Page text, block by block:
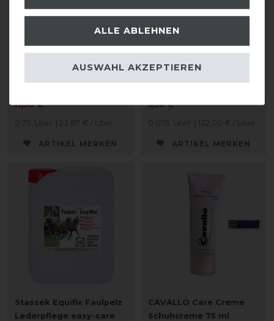
Stassek Equifix Faulpelz
Lederpflege easy-care
17,90 € *
0.75 Liter | 23,87 € / Liter
ARTIKEL MERKEN
CAVALLO Care Creme
Schuhcreme 75 ml
9,90 € *
0.075 Liter | 132,00 € / Liter
ARTIKEL MERKEN
Stassek Equifix Faulpelz
Lederpflege easy-care
CAVALLO Care Creme
Schuhcreme 75 ml
ALLE ABLEHNEN
AUSWAHL AKZEPTIEREN